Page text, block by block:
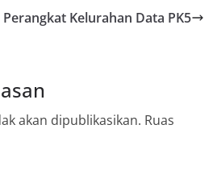
sebagai penyampai informasi
di tengah-tengah warga
antara Polri dan
membangun kesadaran
pentingnya menjaga
Kelurahan Data PK5
akan dipublikasikan. Ruas